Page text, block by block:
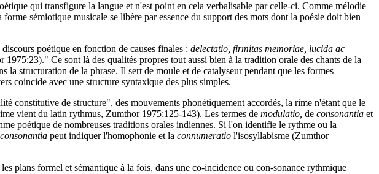
qui transfigure la langue et n'est point en cela verbalisable par celle-ci. Comme mélodie
sémiotique musicale se libère par essence du support des mots dont la poésie doit bien
poétique en fonction de causes finales : delectatio, firmitas memoriae, lucida ac
Ce sont là des qualités propres tout aussi bien à la tradition orale des chants de la
la structuration de la phrase. Il sert de moule et de catalyseur pendant que les formes
coincide avec une structure syntaxique des plus simples.
constitutive de structure", des mouvements phonétiquement accordés, la rime n'étant que le
vient du latin rythmus, Zumthor 1975:125-143). Les termes de modulatio, de consonantia et
poétique de nombreuses traditions orales indiennes. Si l'on identifie le rythme ou la
consonantia peut indiquer l'homophonie et la connumeratio l'isosyllabisme (Zumthor
plans formel et sémantique à la fois, dans une co-incidence ou con-sonance rythmique